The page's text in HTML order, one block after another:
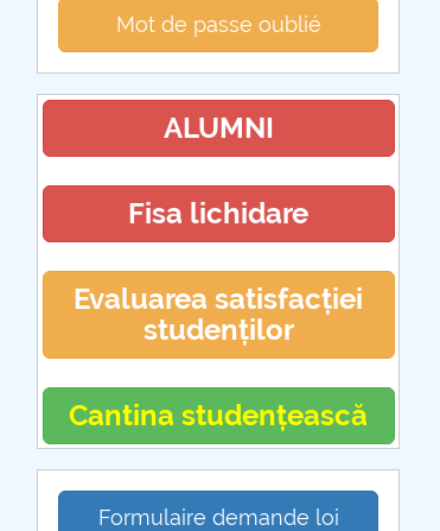
Mot de passe oublié
ALUMNI
Fisa lichidare
Evaluarea satisfacției
studenților
Cantina studențească
Formulaire demande loi